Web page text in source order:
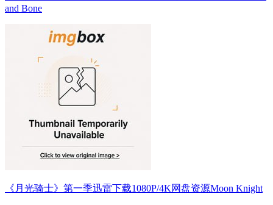
and Bone
《月光骑士》第一季迅雷下载1080P/4K网盘资源Moon Knight